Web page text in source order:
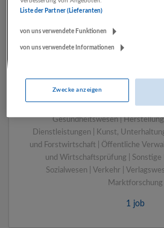
Bergheim bei
Bau | Beherbergung und
Energieversorgung | Finanz- und
Gesundheitswesen |
Dienstleistungen | Kunst,
und Forstwirtschaft | Öffentliche
und Wirtschaftsprüfung | Sonstige
Sozialwesen | Verkehr |
Marktforschung
1 job
Liste der Partner (Lieferanten)
von uns verwendete Funktionen
von uns verwendete Informationen
Zwecke anzeigen